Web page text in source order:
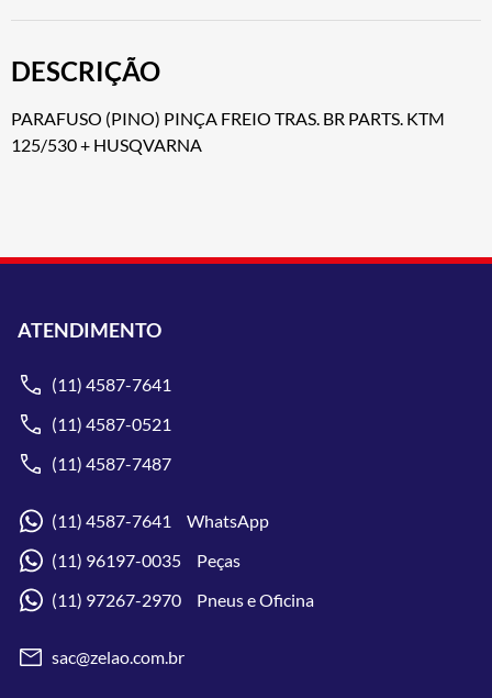
DESCRIÇÃO
PARAFUSO (PINO) PINÇA FREIO TRAS. BR PARTS. KTM
125/530 + HUSQVARNA
ATENDIMENTO
(11) 4587-7641
(11) 4587-0521
(11) 4587-7487
(11) 4587-7641 WhatsApp
(11) 96197-0035 Peças
(11) 97267-2970 Pneus e Oficina
sac@zelao.com.br